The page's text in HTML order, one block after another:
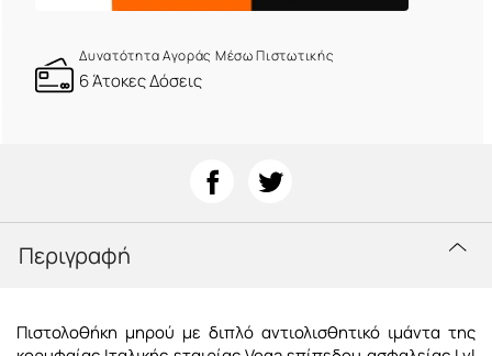
Δυνατότητα Αγοράς Μέσω Πιστωτικής
6 Άτοκες Δόσεις
Περιγραφή
Πιστολοθήκη μηρού με διπλό αντιολισθητικό ιμάντα της